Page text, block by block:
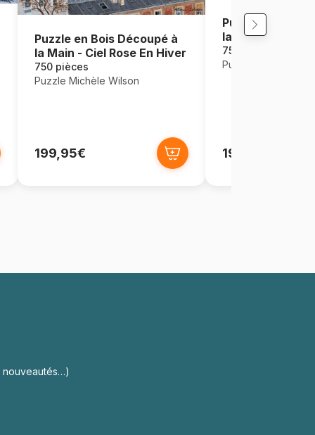
Puzzle en Bois Découpé à
la Main - Ciel Rose En Hiver
750 pièces
Puzzle Michèle Wilson
199,95€
Puzzle en Bois
la Main -
Adresse
750 pièces
Puzzle Michèle
199,95€
nouveautés…)